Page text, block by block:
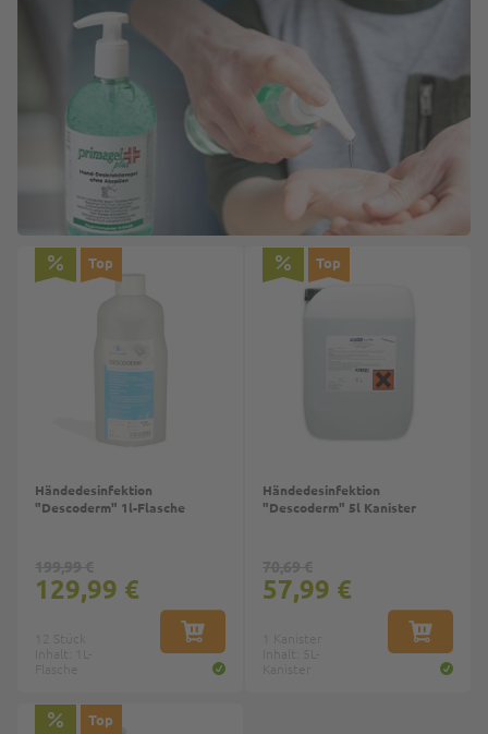
Top
Händedesinfektion
"Descoderm" 1l-Flasche
IN DEN WARENKORB
129,99 €
Top
Händedesinfektion
"Descoderm" 5l Kanister
IN DEN
57,99 €
Top